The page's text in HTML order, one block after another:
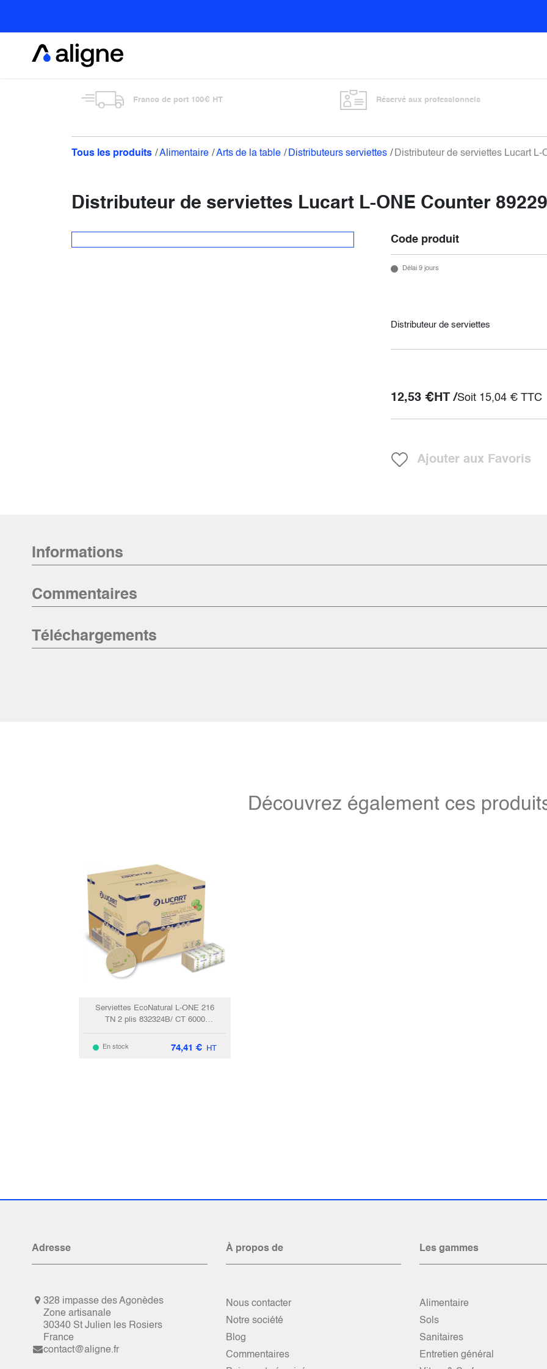
Franco de port 100€ HT Réservé aux professionnels
Tous les produits Alimentaire Arts de la table Distributeurs serviettes Distributeur de serviettes Lucart
Distributeur de serviettes Lucart L-ONE Counter
Code produit
Délai 9 jours
Distributeur de serviettes
12,53€ HT /Soit 15,04€TTC
Ajouter aux Favoris
Informations
Commentaires
Téléchargements
Découvrez également ces
Serviettes EcoNatural L-ONE 216
TN 2 plis 832324B/ CT 6000
(40x150)
En stock 74,41 € HT
Adresse
328 impasse des Agonèdes
Zone artisanale
30340 St Julien les Rosiers
France
contact@aligne.fr
À propos de
Nous contacter
Notre société
Blog
Commentaires
Les gammes
Alimentaire
Sols
Sanitaires
Entretien général